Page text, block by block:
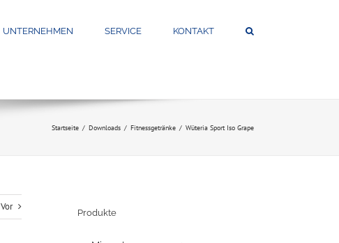
UNTERNEHMEN SERVICE KONTAKT
Startseite Downloads Fitnessgetränke Wüteria Sport Iso Grape
Vor
Produkte